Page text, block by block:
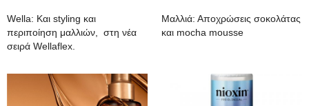
Wella: Και styling και
περιποίηση μαλλιών, στη νέα
σειρά Wellaflex.
Μαλλιά: Αποχρώσεις σοκολάτας
και mocha mousse